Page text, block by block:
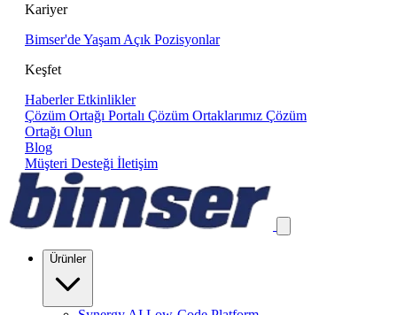
Kariyer
Bimser'de Yaşam Açık Pozisyonlar
Keşfet
Haberler Etkinlikler
Çözüm Ortağı Portalı Çözüm Ortaklarımız Çözüm
Ortağı Olun
Blog
Müşteri Desteği İletişim
Ürünler